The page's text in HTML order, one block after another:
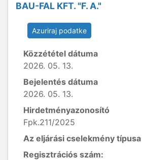
BAU-FAL KFT. "F. A."
Azuriraj podatke
Közzététel dátuma
2026. 05. 13.
Bejelentés dátuma
2026. 05. 13.
Hirdetményazonosító
Fpk.211/2025
Az eljárási cselekmény típusa
Regisztrációs szám: